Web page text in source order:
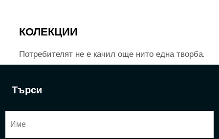
Търси
КОЛЕКЦИИ
Потребителят не е качил още нито една творба.